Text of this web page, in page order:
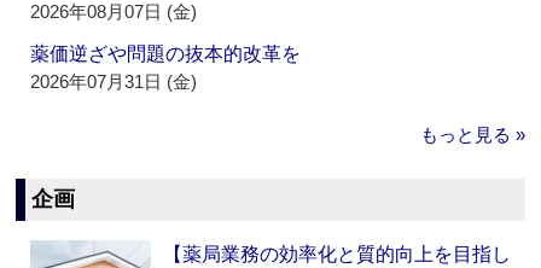
2026年08月07日 (金)
薬価逆ざや問題の抜本的改革を
2026年07月31日 (金)
もっと見る »
企画
【薬局業務の効率化と質的向上を目指し